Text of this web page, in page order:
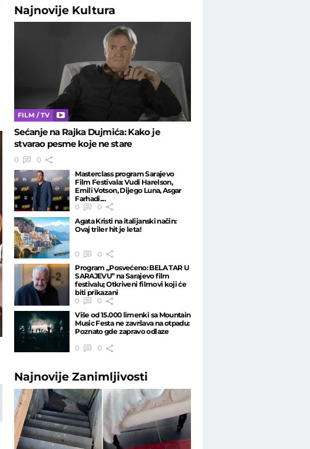
Najnovije Kultura
FILM / TV
Sećanje na Rajka Dujmića: Kako je
stvarao pesme koje ne stare
0
0
Masterclass program Sarajevo
Film Festivala: Vudi Harelson,
Emili Votson, Dijego Luna, Asgar
Farhadi....
0
0
Agata Kristi na italijanski način:
Ovaj triler hit je leta!
0
0
Program „Posvećeno: BELA TAR U
SARAJEVU” na Sarajevo film
festivalu; Otkriveni filmovi koji će
biti prikazani
0
0
Više od 15.000 limenki sa Mountain
Music Festa ne završava na otpadu:
Poznato gde zapravo odlaze
0
0
NajnovijeZanimljivosti